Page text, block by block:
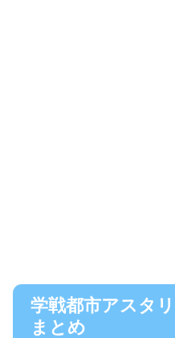
学戦都市アスタ
まとめ